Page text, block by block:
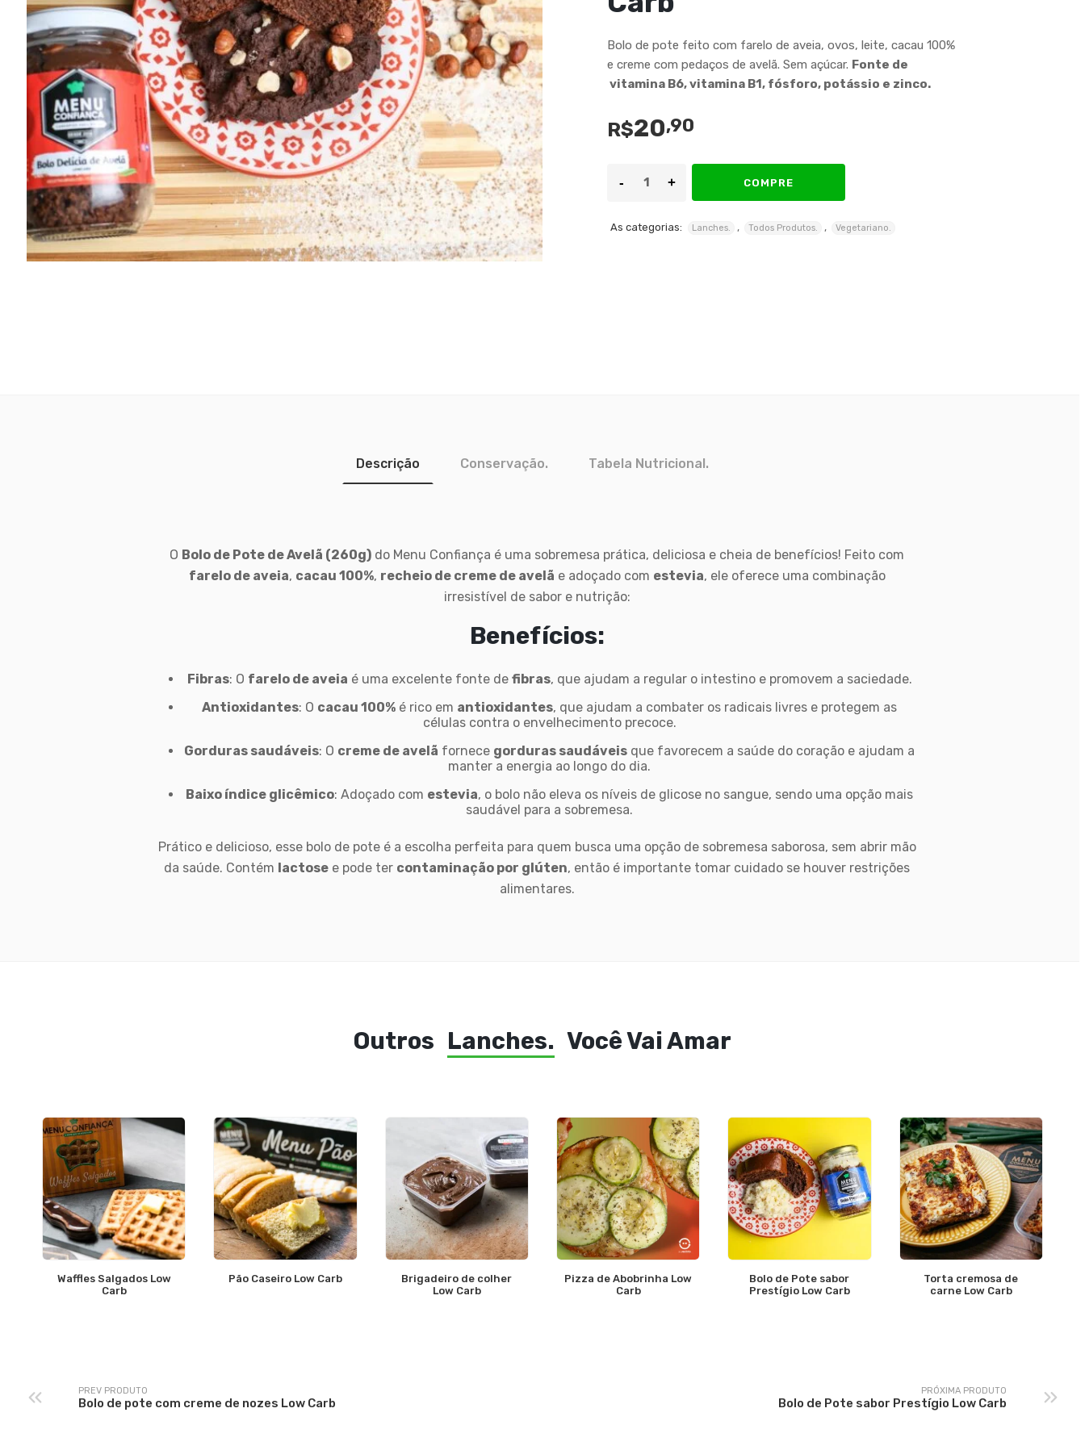
Bolo de pote feito com farelo de aveia, ovos, leite, cacau 100%
e creme com pedaços de avelã. Sem açúcar. Fonte de
vitamina B6, vitamina B1, fósforo, potássio e zinco.
R$20,90
COMPRE
As categorias: Lanches. , Todos Produtos. , Vegetariano.
Descrição Conservação. Tabela Nutricional.
O Bolo de Pote de Avelã (260g) do Menu Confiança é uma sobremesa prática, deliciosa e cheia de benefícios! Feito com
farelo de aveia, cacau 100%, recheio de creme de avelã e adoçado com estevia, ele oferece uma combinação
irresistível de sabor e nutrição:
Benefícios:
Fibras: O farelo de aveia é uma excelente fonte de fibras, que ajudam a regular o intestino e promovem a saciedade.
Antioxidantes: O cacau 100% é rico em antioxidantes, que ajudam a combater os radicais livres e protegem as
células contra o envelhecimento precoce.
Gorduras saudáveis: O creme de avelã fornece gorduras saudáveis que favorecem a saúde do coração e ajudam a
manter a energia ao longo do dia.
Baixo índice glicêmico: Adoçado com estevia, o bolo não eleva os níveis de glicose no sangue, sendo uma opção mais
saudável para a sobremesa.
Prático e delicioso, esse bolo de pote é a escolha perfeita para quem busca uma opção de sobremesa saborosa, sem abrir mão
da saúde. Contém lactose e pode ter contaminação por glúten, então é importante tomar cuidado se houver restrições
alimentares.
Outros Lanches. Você Vai Amar
Waffles Salgados Low
Carb
Pão Caseiro Low Carb
Brigadeiro de colher
Low Carb
Pizza de Abobrinha Low
Carb
Bolo de Pote sabor
Prestígio Low Carb
Torta cremosa de
carne Low Carb
PREV PRODUTO
Bolo de pote com creme de nozes Low Carb
PRÓXIMA PRODUTO
Bolo de Pote sabor Prestígio Low Carb